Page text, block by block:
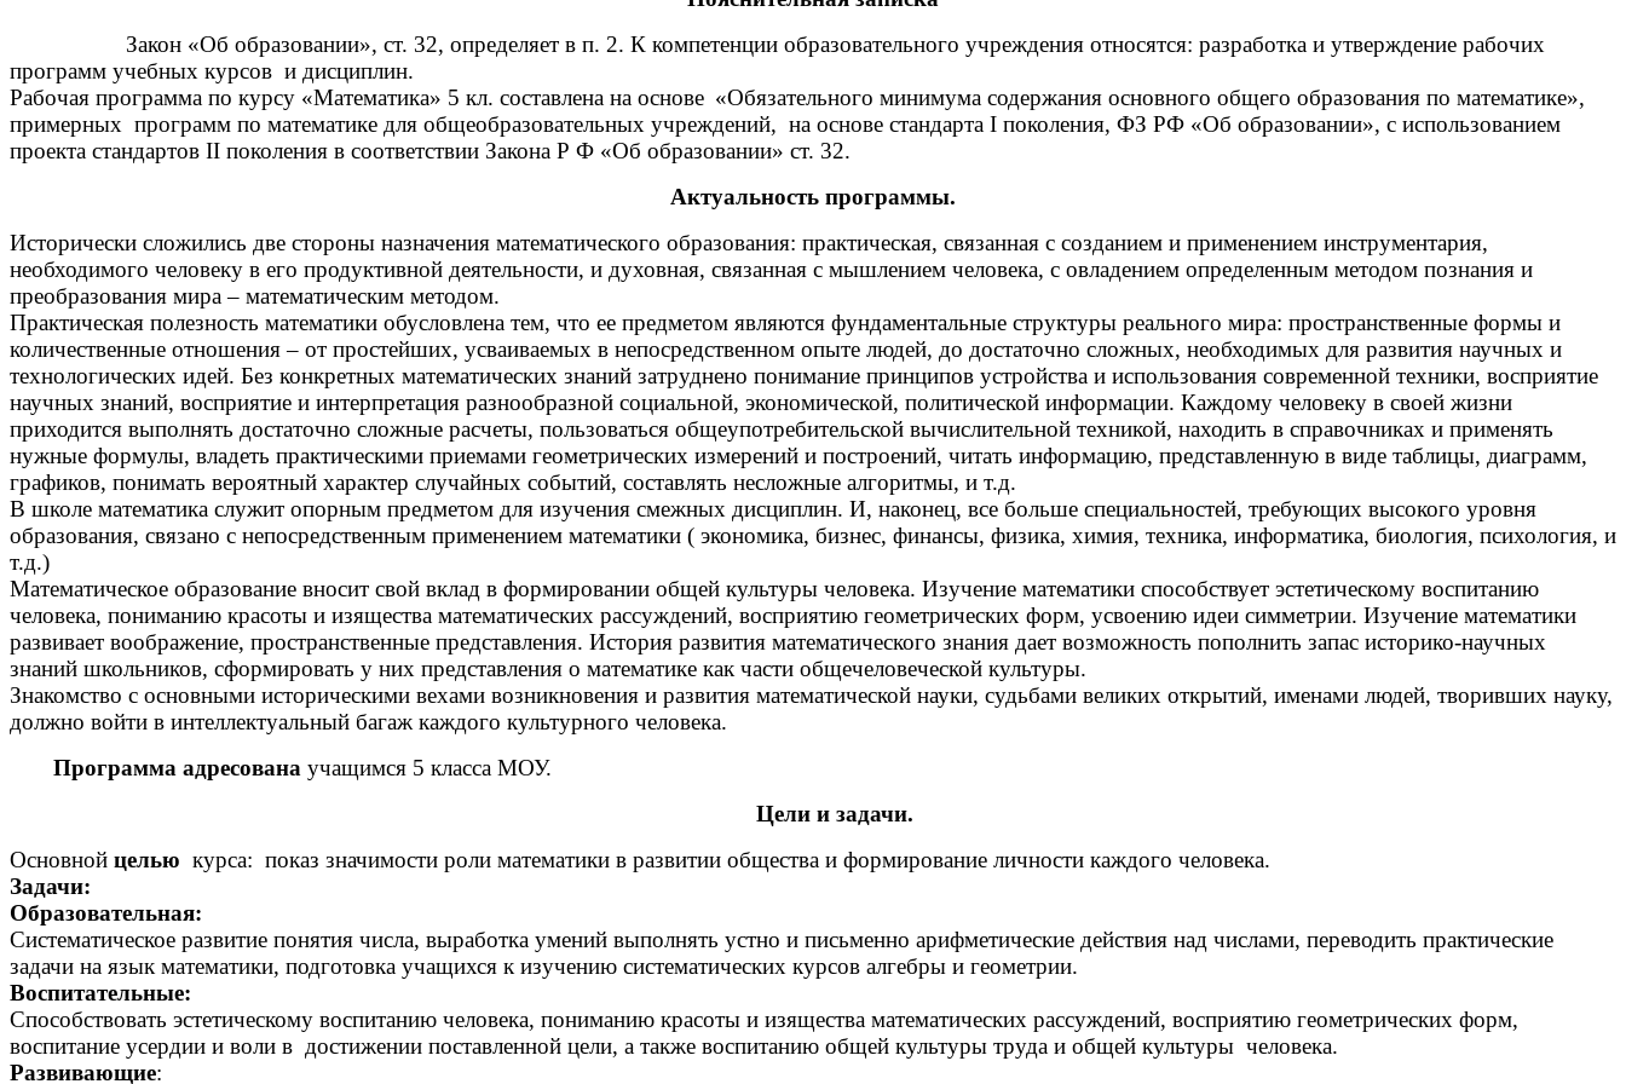
Закон «Об образовании», ст. 32, определяет в п. 2. К компетенции образовательного учреждения относятся: разработка и утверждение рабочих
программ учебных курсов и дисциплин.
Рабочая программа по курсу «Математика» 5 кл. составлена на основе «Обязательного минимума содержания основного общего образования по математике»,
примерных программ по математике для общеобразовательных учреждений, на основе стандарта I поколения, ФЗ РФ «Об образовании», с использованием
проекта стандартов II поколения в соответствии Закона Р Ф «Об образовании» ст. 32.
Актуальность программы.
Исторически сложились две стороны назначения математического образования: практическая, связанная с созданием и применением инструментария,
необходимого человеку в его продуктивной деятельности, и духовная, связанная с мышлением человека, с овладением определенным методом познания и
преобразования мира – математическим методом.
Практическая полезность математики обусловлена тем, что ее предметом являются фундаментальные структуры реального мира: пространственные формы и
количественные отношения – от простейших, усваиваемых в непосредственном опыте людей, до достаточно сложных, необходимых для развития научных и
технологических идей. Без конкретных математических знаний затруднено понимание принципов устройства и использования современной техники, восприятие
научных знаний, восприятие и интерпретация разнообразной социальной, экономической, политической информации. Каждому человеку в своей жизни
приходится выполнять достаточно сложные расчеты, пользоваться общеупотребительской вычислительной техникой, находить в справочниках и применять
нужные формулы, владеть практическими приемами геометрических измерений и построений, читать информацию, представленную в виде таблицы, диаграмм,
графиков, понимать вероятный характер случайных событий, составлять несложные алгоритмы, и т.д.
В школе математика служит опорным предметом для изучения смежных дисциплин. И, наконец, все больше специальностей, требующих высокого уровня
образования, связано с непосредственным применением математики ( экономика, бизнес, финансы, физика, химия, техника, информатика, биология, психология, и
т.д.)
Математическое образование вносит свой вклад в формировании общей культуры человека. Изучение математики способствует эстетическому воспитанию
человека, пониманию красоты и изящества математических рассуждений, восприятию геометрических форм, усвоению идеи симметрии. Изучение математики
развивает воображение, пространственные представления. История развития математического знания дает возможность пополнить запас историко-научных
знаний школьников, сформировать у них представления о математике как части общечеловеческой культуры.
Знакомство с основными историческими вехами возникновения и развития математической науки, судьбами великих открытий, именами людей, творивших науку,
должно войти в интеллектуальный багаж каждого культурного человека.
Программа адресована учащимся 5 класса МОУ.
Цели и задачи.
Основной целью курса: показ значимости роли математики в развитии общества и формирование личности каждого человека.
Задачи:
Образовательная:
Систематическое развитие понятия числа, выработка умений выполнять устно и письменно арифметические действия над числами, переводить практические
задачи на язык математики, подготовка учащихся к изучению систематических курсов алгебры и геометрии.
Воспитательные:
Способствовать эстетическому воспитанию человека, пониманию красоты и изящества математических рассуждений, восприятию геометрических форм,
воспитание усердии и воли в достижении поставленной цели, а также воспитанию общей культуры труда и общей культуры человека.
Развивающие: